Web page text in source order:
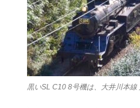
黒いSL C10 8号機は、大井川本